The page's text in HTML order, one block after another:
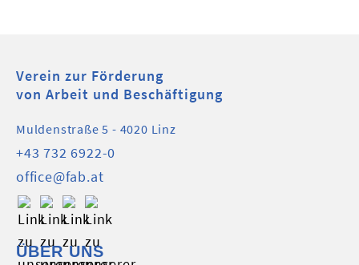
Verein zur Förderung
von Arbeit und Beschäftigung
Muldenstraße 5 - 4020 Linz
+43 732 6922-0
office@fab.at
ÜBER UNS